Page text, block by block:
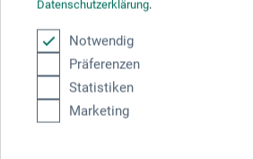
Datenschutzerklärung.
Notwendig
Präferenzen
Statistiken
Marketing